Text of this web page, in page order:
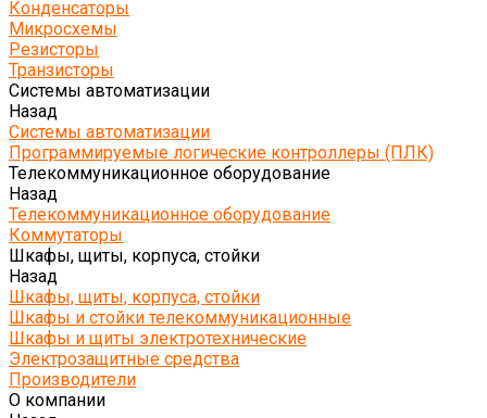
Конденсаторы
Микросхемы
Резисторы
Транзисторы
Системы автоматизации
Назад
Системы автоматизации
Программируемые логические контроллеры (ПЛК)
Телекоммуникационное оборудование
Назад
Телекоммуникационное оборудование
Коммутаторы
Шкафы, щиты, корпуса, стойки
Назад
Шкафы, щиты, корпуса, стойки
Шкафы и стойки телекоммуникационные
Шкафы и щиты электротехнические
Электрозащитные средства
Производители
О компании